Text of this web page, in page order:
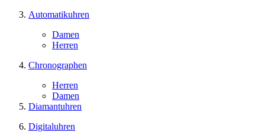
Automatikuhren
Damen
Herren
Chronographen
Herren
Damen
Diamantuhren
Digitaluhren